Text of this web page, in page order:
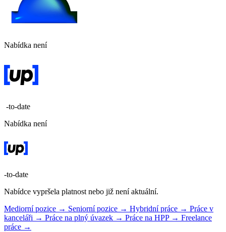
Nabídka není
-to-date
Nabídka není
-to-date
Nabídce vypršela platnost nebo již není aktuální.
Mediorní pozice → Seniorní pozice → Hybridní práce → Práce v
kanceláři → Práce na plný úvazek → Práce na HPP → Freelance
práce →